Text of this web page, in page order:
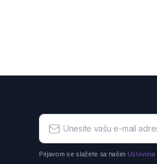
Prijavom se slažete sa našim